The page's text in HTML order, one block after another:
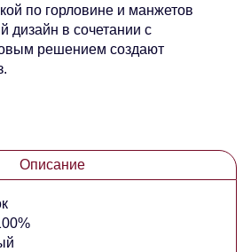
по горловине и манжетов
дизайн в сочетании с
решением создают
Описание